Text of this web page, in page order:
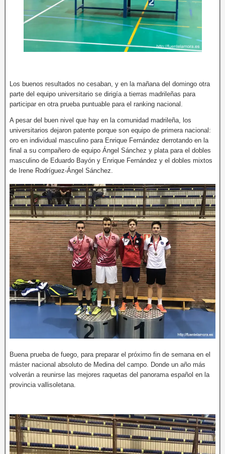
Los buenos resultados no cesaban, y en la mañana del domingo otra
parte del equipo universitario se dirigía a tierras madrileñas para
participar en otra prueba puntuable para el ranking nacional.
A pesar del buen nivel que hay en la comunidad madrileña, los
universitarios dejaron patente porque son equipo de primera nacional:
oro en individual masculino para Enrique Fernández derrotando en la
final a su compañero de equipo Ángel Sánchez y plata para el dobles
masculino de Eduardo Bayón y Enrique Fernández y el dobles mixtos
de Irene Rodríguez-Ángel Sánchez.
Buena prueba de fuego, para preparar el próximo fin de semana en el
máster nacional absoluto de Medina del campo. Donde un año más
volverán a reunirse las mejores raquetas del panorama español en la
provincia vallisoletana.